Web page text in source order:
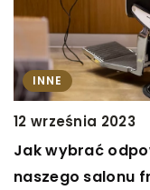
INNE
12 września 2023
Jak wybrać
naszego salonu